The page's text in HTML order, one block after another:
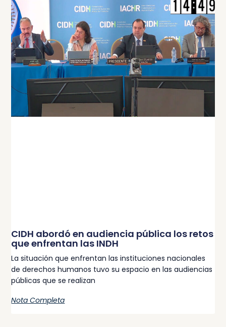
CIDH abordó en audiencia pública los retos
que enfrentan las INDH
La situación que enfrentan las instituciones nacionales
de derechos humanos tuvo su espacio en las audiencias
públicas que se realizan
Nota Completa